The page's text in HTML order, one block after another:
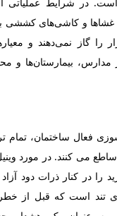
غشاها و کاشی‌های کششی با
را گاز نمی‌دهند و
مدارس، بیمارستان‌ها و
فعال ساختمان، تمام
می کنند. در مورد
را در کنار ذرات دود
تند است که قبل از